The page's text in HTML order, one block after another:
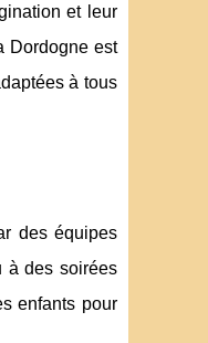
et leur
Dordogne est
à tous
des équipes
à des soirées
enfants pour